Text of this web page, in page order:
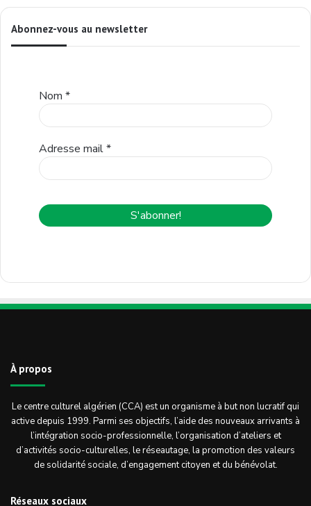
Abonnez-vous au newsletter
Nom *
Adresse mail*
À propos
Le centre culturel algérien (CCA) est un organisme à but non lucratif qui
active depuis 1999. Parmi ses objectifs, l’aide des nouveaux arrivants à
l’intégration socio-professionnelle, l’organisation d’ateliers et
d’activités socio-culturelles, le réseautage, la promotion des valeurs
de solidarité sociale, d’engagement citoyen et du bénévolat.
Réseaux sociaux